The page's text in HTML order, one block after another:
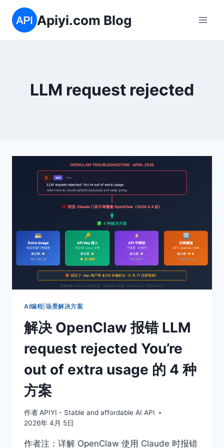
Apiyi.com Blog
LLM request rejected
AI编程 场景解决方案
解决 OpenClaw 报错 LLM
request rejected You’re
out of extra usage 的 4 种
方案
作者APIYI - Stable and affordable AI API
2026年 4月 5日
作者注：详解 OpenClaw 使用 Claude 时报错